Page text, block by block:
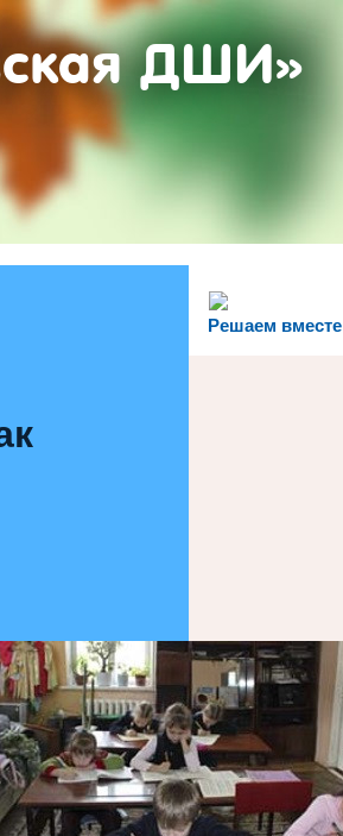
ДШИ»
Решаем вместе